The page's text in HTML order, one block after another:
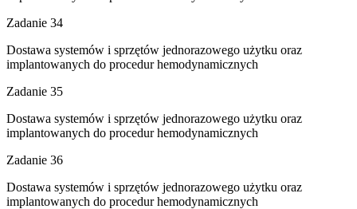
Zadanie 34
Dostawa systemów i sprzętów jednorazowego użytku oraz
implantowanych do procedur hemodynamicznych
Zadanie 35
Dostawa systemów i sprzętów jednorazowego użytku oraz
implantowanych do procedur hemodynamicznych
Zadanie 36
Dostawa systemów i sprzętów jednorazowego użytku oraz
implantowanych do procedur hemodynamicznych